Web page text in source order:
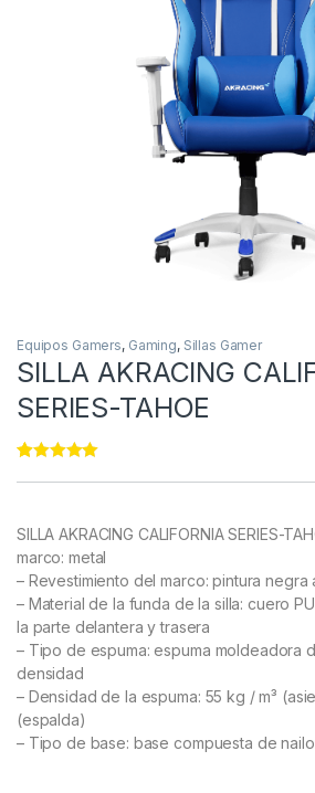
Equipos Gamers, Gaming, Sillas Gamer
SILLA AKRACING
SERIES-TAHOE
ratings
SILLA AKRACING CALIFORNIA SERIES-
marco: metal
– Revestimiento del marco: pintura negra
– Material de la funda de la silla: cuero
la parte delantera y trasera
– Tipo de espuma: espuma moldeadora
densidad
– Densidad de la espuma: 55 kg / m³
(espalda)
– Tipo de base: base compuesta de